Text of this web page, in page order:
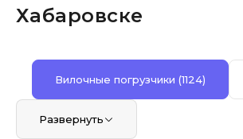
Хабаровске
Вилочные погрузчики(1124)
Развернуть